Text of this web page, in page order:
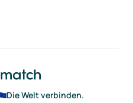
Die Welt verbinden.